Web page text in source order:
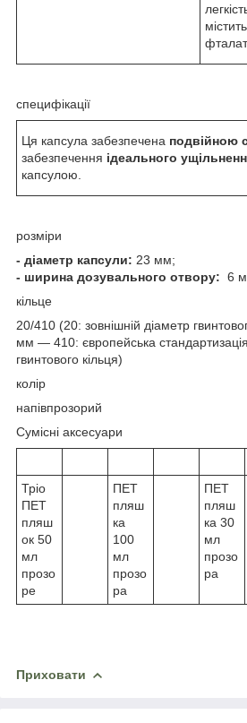
специфікації
Ця капсула забезпечена подвійною
забезпечення ідеального
капсулою.
розміри
- діаметр капсули: 23 мм;
- ширина дозувального отвору: 6
кільце
20/410 (20: зовнішній діаметр
мм — 410: європейська
гвинтового кільця)
колір
напівпрозорий
Сумісні аксесуари
Тріо
ПЕТ
пляш
ок 50
мл
прозо
ре
ПЕТ
пляш
ка
100
мл
прозо
ра
ПЕТ
пляш
ка 30
мл
прозо
ра
Приховати